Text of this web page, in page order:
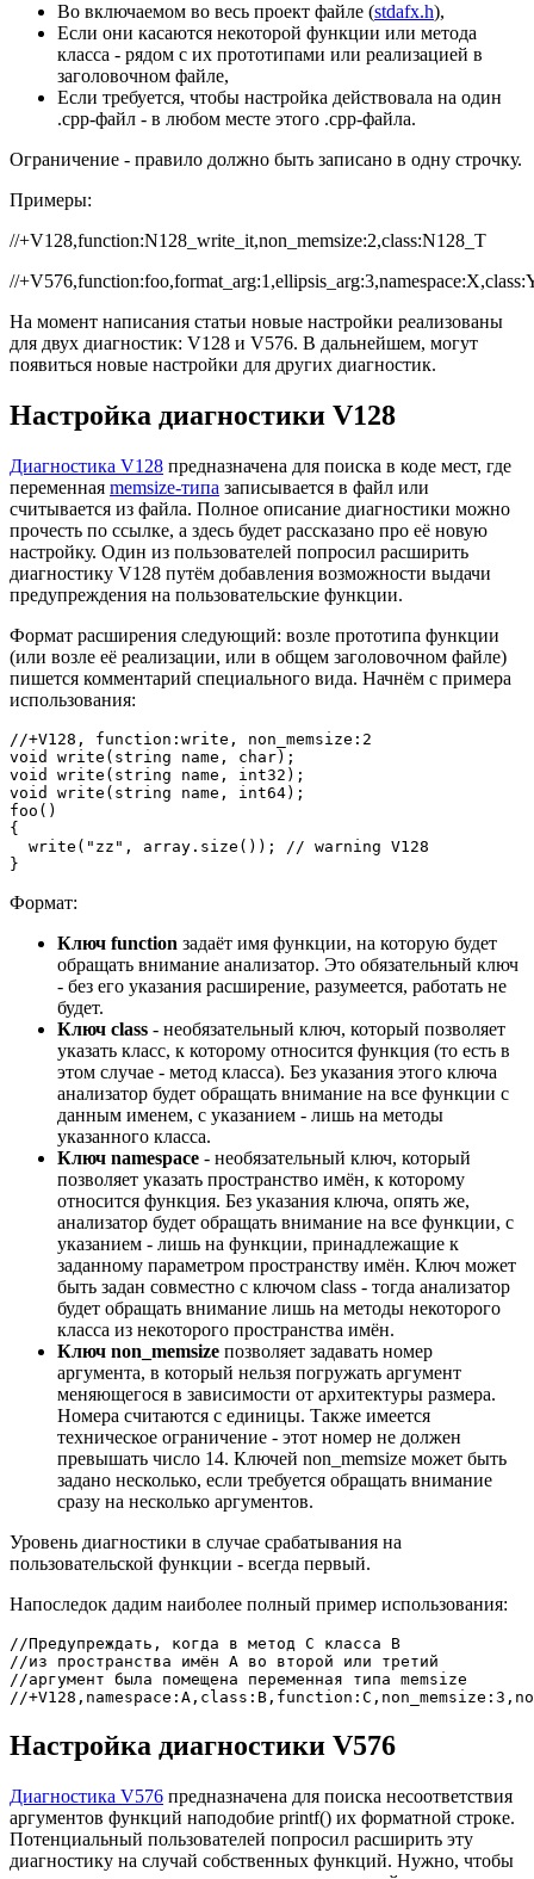
Во включаемом во весь проект файле (stdafx.h),
Если они касаются некоторой функции или метода
класса - рядом с их прототипами или реализацией в
заголовочном файле,
Если требуется, чтобы настройка действовала на один
.cpp-файл - в любом месте этого .cpp-файла.
Ограничение - правило должно быть записано в одну строчку.
Примеры:
//+V128,function:N128_write_it,non_memsize:2,class:N128_T
//
На момент написания статьи новые настройки реализованы
для двух диагностик: V128 и V576. В дальнейшем, могут
появиться новые настройки для других диагностик.
Настройка диагностики V128
Диагностика V128 предназначена для поиска в коде мест, где
переменная memsize-типа записывается в файл или
считывается из файла. Полное описание диагностики можно
прочесть по ссылке, а здесь будет рассказано про её новую
настройку. Один из пользователей попросил расширить
диагностику V128 путём добавления возможности выдачи
предупреждения на пользовательские функции.
Формат расширения следующий: возле прототипа функции
(или возле её реализации, или в общем заголовочном файле)
пишется комментарий специального вида. Начнём с примера
использования:
//+V128, function:write, non_memsize:2
void write(string name, char);
void write(string name, int32);
void write(string name, int64);
foo()
{
  write("zz", array.size()); // warning V128
}
Формат:
Ключ function задаёт имя функции, на которую будет
обращать внимание анализатор. Это обязательный ключ
- без его указания расширение, разумеется, работать не
будет.
Ключ class - необязательный ключ, который позволяет
указать класс, к которому относится функция (то есть в
этом случае - метод класса). Без указания этого ключа
анализатор будет обращать внимание на все функции с
данным именем, с указанием - лишь на методы
указанного класса.
Ключ namespace - необязательный ключ, который
позволяет указать пространство имён, к которому
относится функция. Без указания ключа, опять же,
анализатор будет обращать внимание на все функции, с
указанием - лишь на функции, принадлежащие к
заданному параметром пространству имён. Ключ может
быть задан совместно с ключом class - тогда анализатор
будет обращать внимание лишь на методы некоторого
класса из некоторого пространства имён.
Ключ non_memsize позволяет задавать номер
аргумента, в который нельзя погружать аргумент
меняющегося в зависимости от архитектуры размера.
Номера считаются с единицы. Также имеется
техническое ограничение - этот номер не должен
превышать число 14. Ключей non_memsize может быть
задано несколько, если требуется обращать внимание
сразу на несколько аргументов.
Уровень диагностики в случае срабатывания на
пользовательской функции - всегда первый.
Напоследок дадим наиболее полный пример использования:
//Предупреждать, когда в метод C класса B
//из пространства имён A во второй или третий
//аргумент была помещена переменная типа memsize
//
Настройка диагностики V576
Диагностика V576 предназначена для поиска несоответствия
аргументов функций наподобие printf() их форматной строке.
Потенциальный пользователей попросил расширить эту
диагностику на случай собственных функций. Нужно, чтобы